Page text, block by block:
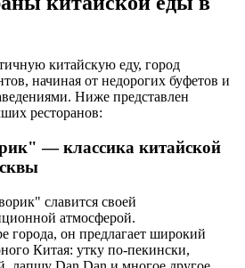
китайскую еду, город
начиная от недорогих буфетов и
Ниже представлен
ресторанов:
— классика китайской
славится своей
атмосферой.
города, он предлагает широкий
Китая: утку по-пекински,